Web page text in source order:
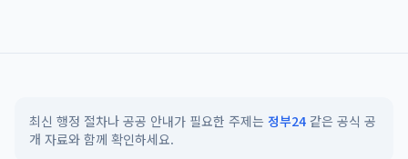
최신 행정 절차나 공공 안내가 필요한 주제는 정부24 같은 공식 공
개 자료와 함께 확인하세요.